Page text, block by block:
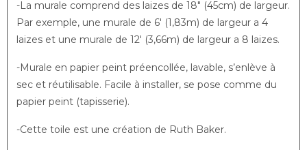
-La murale comprend des laizes de 18″ (45cm) de largeur.
Par exemple, une murale de 6′ (1,83m) de largeur a 4
laizes et une murale de 12′ (3,66m) de largeur a 8 laizes.
-Murale en papier peint préencollée, lavable, s’enlève à
sec et réutilisable. Facile à installer, se pose comme du
papier peint (tapisserie).
-Cette toile est une création de Ruth Baker.